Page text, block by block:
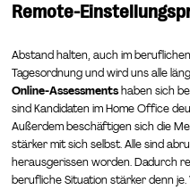
Remote-
Abstand halten, auch im
Tagesordnung und wird uns alle
Online-Assessmentshaben sich
sind Kandidaten im Home Office
Außerdem beschäftigen sich die
stärker mit sich selbst. Alle sind
herausgerissen worden. Dadurch
berufliche Situation stärker denn je.